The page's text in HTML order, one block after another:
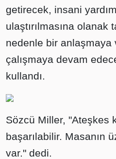
getirecek, insani
ulaştırılmasına olanak
nedenle bir anlaşmaya
çalışmaya devam
kullandı.
Sözcü Miller, "Ateşkes
başarılabilir. Masanın
var." dedi.